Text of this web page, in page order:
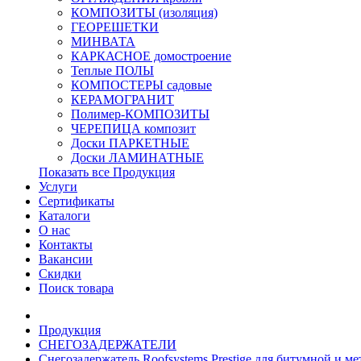
КОМПОЗИТЫ (изоляция)
ГЕОРЕШЕТКИ
МИНВАТА
КАРКАСНОЕ домостроение
Теплые ПОЛЫ
КОМПОСТЕРЫ садовые
КЕРАМОГРАНИТ
Полимер-КОМПОЗИТЫ
ЧЕРЕПИЦА композит
Доски ПАРКЕТНЫЕ
Доски ЛАМИНАТНЫЕ
Показать все Продукция
Услуги
Сертификаты
Каталоги
О нас
Контакты
Вакансии
Скидки
Поиск товара
Продукция
СНЕГОЗАДЕРЖАТЕЛИ